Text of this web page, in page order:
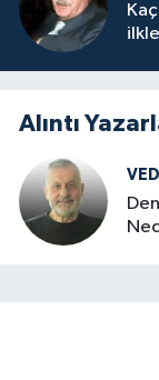
Alıntı